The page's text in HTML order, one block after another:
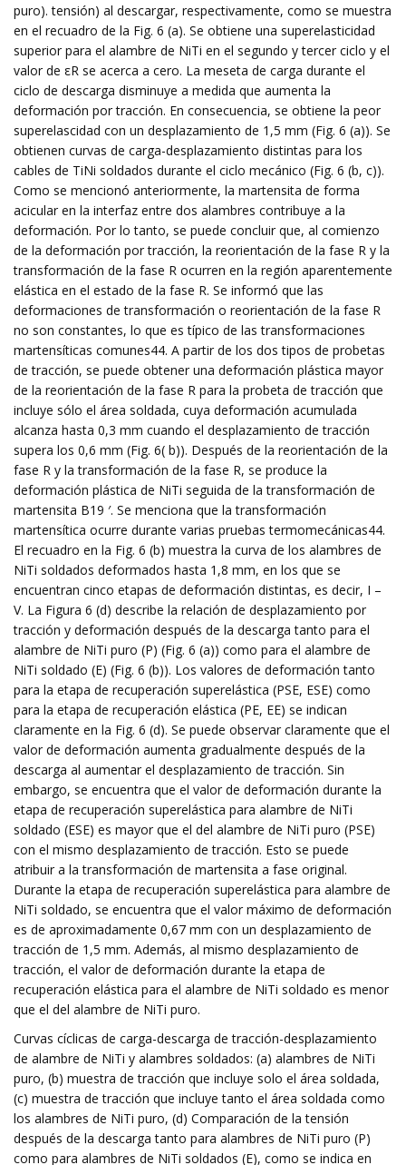
puro). tensión) al descargar, respectivamente, como se muestra
en el recuadro de la Fig. 6 (a). Se obtiene una superelasticidad
superior para el alambre de NiTi en el segundo y tercer ciclo y el
valor de εR se acerca a cero. La meseta de carga durante el
ciclo de descarga disminuye a medida que aumenta la
deformación por tracción. En consecuencia, se obtiene la peor
superelascidad con un desplazamiento de 1,5 mm (Fig. 6 (a)). Se
obtienen curvas de carga-desplazamiento distintas para los
cables de TiNi soldados durante el ciclo mecánico (Fig. 6 (b, c)).
Como se mencionó anteriormente, la martensita de forma
acicular en la interfaz entre dos alambres contribuye a la
deformación. Por lo tanto, se puede concluir que, al comienzo
de la deformación por tracción, la reorientación de la fase R y la
transformación de la fase R ocurren en la región aparentemente
elástica en el estado de la fase R. Se informó que las
deformaciones de transformación o reorientación de la fase R
no son constantes, lo que es típico de las transformaciones
martensíticas comunes44. A partir de los dos tipos de probetas
de tracción, se puede obtener una deformación plástica mayor
de la reorientación de la fase R para la probeta de tracción que
incluye sólo el área soldada, cuya deformación acumulada
alcanza hasta 0,3 mm cuando el desplazamiento de tracción
supera los 0,6 mm (Fig. 6( b)). Después de la reorientación de la
fase R y la transformación de la fase R, se produce la
deformación plástica de NiTi seguida de la transformación de
martensita B19 ′. Se menciona que la transformación
martensítica ocurre durante varias pruebas termomecánicas44.
El recuadro en la Fig. 6 (b) muestra la curva de los alambres de
NiTi soldados deformados hasta 1,8 mm, en los que se
encuentran cinco etapas de deformación distintas, es decir, I –
V. La Figura 6 (d) describe la relación de desplazamiento por
tracción y deformación después de la descarga tanto para el
alambre de NiTi puro (P) (Fig. 6 (a)) como para el alambre de
NiTi soldado (E) (Fig. 6 (b)). Los valores de deformación tanto
para la etapa de recuperación superelástica (PSE, ESE) como
para la etapa de recuperación elástica (PE, EE) se indican
claramente en la Fig. 6 (d). Se puede observar claramente que el
valor de deformación aumenta gradualmente después de la
descarga al aumentar el desplazamiento de tracción. Sin
embargo, se encuentra que el valor de deformación durante la
etapa de recuperación superelástica para alambre de NiTi
soldado (ESE) es mayor que el del alambre de NiTi puro (PSE)
con el mismo desplazamiento de tracción. Esto se puede
atribuir a la transformación de martensita a fase original.
Durante la etapa de recuperación superelástica para alambre de
NiTi soldado, se encuentra que el valor máximo de deformación
es de aproximadamente 0,67 mm con un desplazamiento de
tracción de 1,5 mm. Además, al mismo desplazamiento de
tracción, el valor de deformación durante la etapa de
recuperación elástica para el alambre de NiTi soldado es menor
que el del alambre de NiTi puro.
Curvas cíclicas de carga-descarga de tracción-desplazamiento
de alambre de NiTi y alambres soldados: (a) alambres de NiTi
puro, (b) muestra de tracción que incluye solo el área soldada,
(c) muestra de tracción que incluye tanto el área soldada como
los alambres de NiTi puro, (d) Comparación de la tensión
después de la descarga tanto para alambres de NiTi puro (P)
como para alambres de NiTi soldados (E), como se indica en